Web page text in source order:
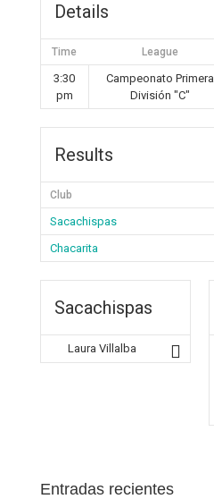
Details
Time League
3:30
pm
Campeonato Primera
División "C"
Results
Club
Sacachispas
Chacarita
Sacachispas
Laura Villalba
Entradas recientes